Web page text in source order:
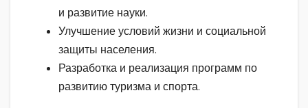
и развитие науки.
Улучшение условий жизни и социальной
защиты населения.
Разработка и реализация программ по
развитию туризма и спорта.